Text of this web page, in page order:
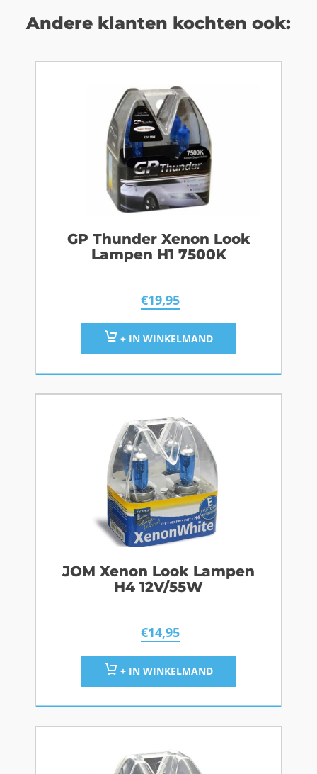
Andere klanten kochten ook:
GP Thunder Xenon Look
Lampen H1 7500K
€19,95
+ IN WINKELMAND
JOM Xenon Look Lampen
H4 12V/55W
€14,95
+ IN WINKELMAND